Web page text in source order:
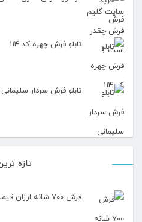
تابلو فرش چهره کد ۱۱۴
تابلو فرش سردار سلیمانی
تازه
فرش ۷۰۰ شانه ارزان قیمت بخرید !!!!